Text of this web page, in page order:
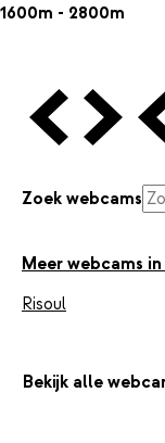
1600m - 2800m
Vorige Webcam
Volgende
Zoek webcams
Meer webcams
Risoul
Bekijk alle